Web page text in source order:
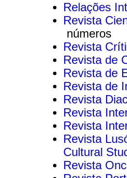
Relações
Revista
números
Revista
Revista de
Revista de
Revista de
Revista
Revista
Revista
Revista
Cultural
Revista